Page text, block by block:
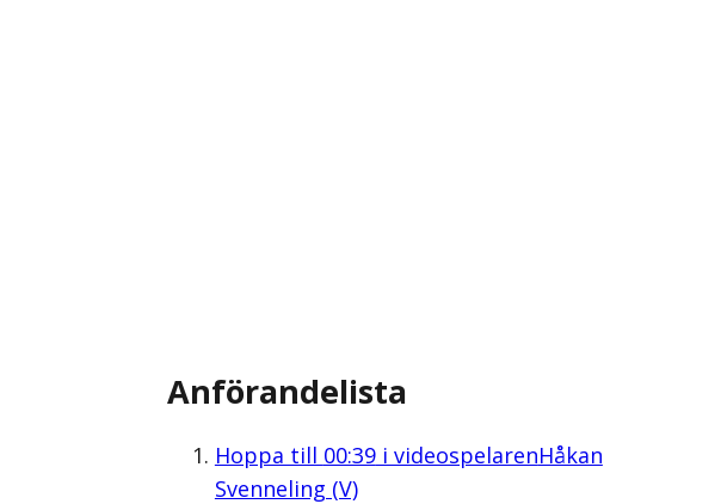
Anförandelista
Hoppa till 00:39i videospelarenHåkan
Svenneling (V)